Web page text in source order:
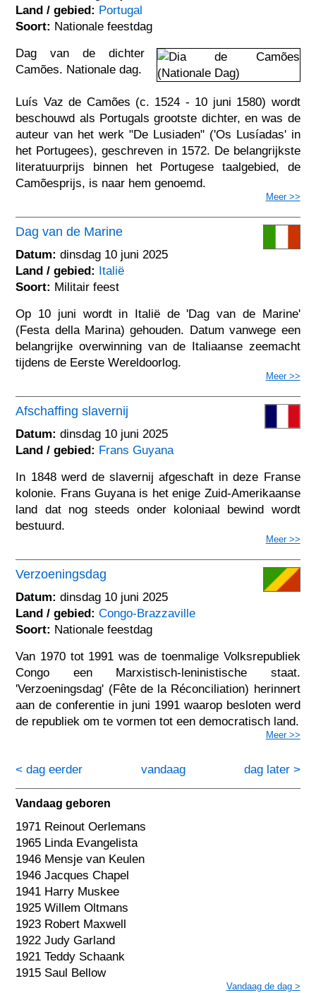
Land / gebied: Portugal
Soort: Nationale feestdag
Dag van de dichter
Camões. Nationale dag.
Luís Vaz de Camões (c. 1524 - 10 juni 1580) wordt
beschouwd als Portugals grootste dichter, en was de
auteur van het werk "De Lusiaden" ('Os Lusíadas' in
het Portugees), geschreven in 1572. De belangrijkste
literatuurprijs binnen het Portugese taalgebied, de
Camõesprijs, is naar hem genoemd.
Meer >>
Dag van de Marine
Datum: dinsdag 10 juni 2025
Land / gebied: Italië
Soort: Militair feest
Op 10 juni wordt in Italië de 'Dag van de Marine'
(Festa della Marina) gehouden. Datum vanwege een
belangrijke overwinning van de Italiaanse zeemacht
tijdens de Eerste Wereldoorlog.
Meer >>
Afschaffing slavernij
Datum: dinsdag 10 juni 2025
Land / gebied: Frans Guyana
In 1848 werd de slavernij afgeschaft in deze Franse
kolonie. Frans Guyana is het enige Zuid-Amerikaanse
land dat nog steeds onder koloniaal bewind wordt
bestuurd.
Meer >>
Verzoeningsdag
Datum: dinsdag 10 juni 2025
Land / gebied: Congo-Brazzaville
Soort: Nationale feestdag
Van 1970 tot 1991 was de toenmalige Volksrepubliek
Congo een Marxistisch-leninistische staat.
'Verzoeningsdag' (Fête de la Réconciliation) herinnert
aan de conferentie in juni 1991 waarop besloten werd
de republiek om te vormen tot een democratisch land.
Meer >>
< dag eerder dag later >
vandaag
Vandaag geboren
1971 Reinout Oerlemans
1965 Linda Evangelista
1946 Mensje van Keulen
1946 Jacques Chapel
1941 Harry Muskee
1925 Willem Oltmans
1923 Robert Maxwell
1922 Judy Garland
1921 Teddy Schaank
1915 Saul Bellow
Vandaag de dag >